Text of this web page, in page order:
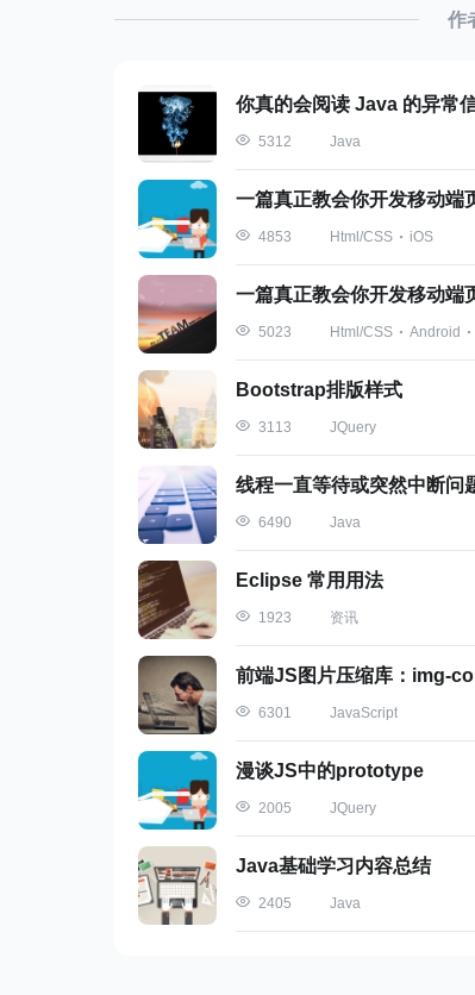
| t_channel_final_datas
t_channel_final_datas
可以看到这张表的索引极不合理：有
精确的用上索引，需要锁定多行范围
知道原理后，咱们再精心构建一个
我们更新索引后，这个死锁问题即得
注：innodb不仅会打印出事务和事
innodb为输出结果预留的长度（只
到完整的输出，此时可以在任意库
status信息会完整且每15s一次
int)engine=innodb;，不需要记录到
（2）回滚的话，为什么只有部
失败？
这是因为咱们的 innodb 默认是自动提
show variables like
+-----------------+---------+
| Variable_name | Value
|-----------------+---------|
autocommit | ON
作
你真的会阅读 Java 的异常
5312 Java
一篇真正教会你开发移动端
4853 Html/CSS iOS
一篇真正教会你开发移动端
5023 Html/CSS Android
Bootstrap排版样式
3113 JQuery
线程一直等待或突然中断问
6490 Java
Eclipse 常用用法
1923 资讯
前端JS图片压缩库：img-
6301 JavaScript
漫谈JS中的prototype
2005 JQuery
Java基础学习内容总结
2405 Java